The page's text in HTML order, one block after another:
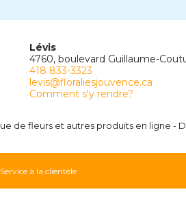
Lévis
4760, boulevard Guillaume-
418 833-3323
levis@floraliesjouvence.ca
Comment s'y rendre?
fleurs et autres produits en ligne -
Service à la clientèle